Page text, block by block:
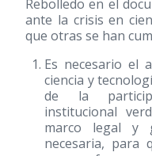
Rebolledo en el
ante la crisis en
que otras se han
Es necesario el
ciencia y
de la
institucional
marco legal y
necesaria, para